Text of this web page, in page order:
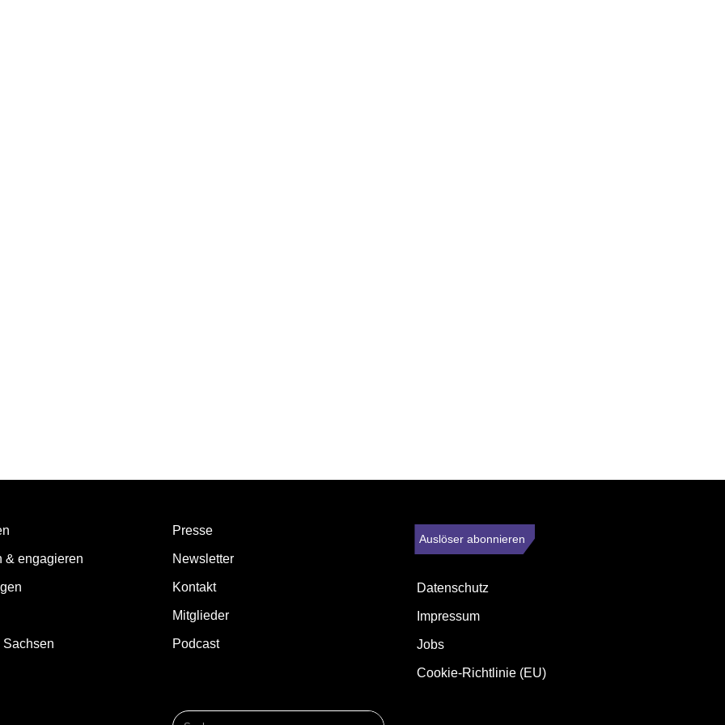
& engagieren
Sachsen
Presse
Newsletter
Kontakt
Mitglieder
Podcast
Auslöser abonnieren
Datenschutz
Impressum
Jobs
Cookie-Richtlinie (EU)